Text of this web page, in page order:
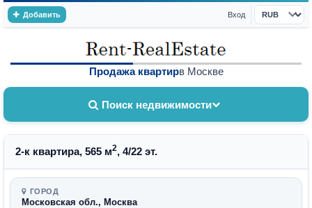
Добавить Вход
Валюта
Продажа квартирв Москве
Поиск недвижимости
2-к квартира, 565 м2, 4/22 эт.
ГОРОД
Московская обл., Москва